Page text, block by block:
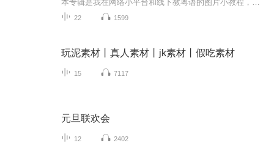
22 1599
玩泥素材丨真人素材丨jk素材丨假吃素材
15 7117
元旦联欢会
12 2402